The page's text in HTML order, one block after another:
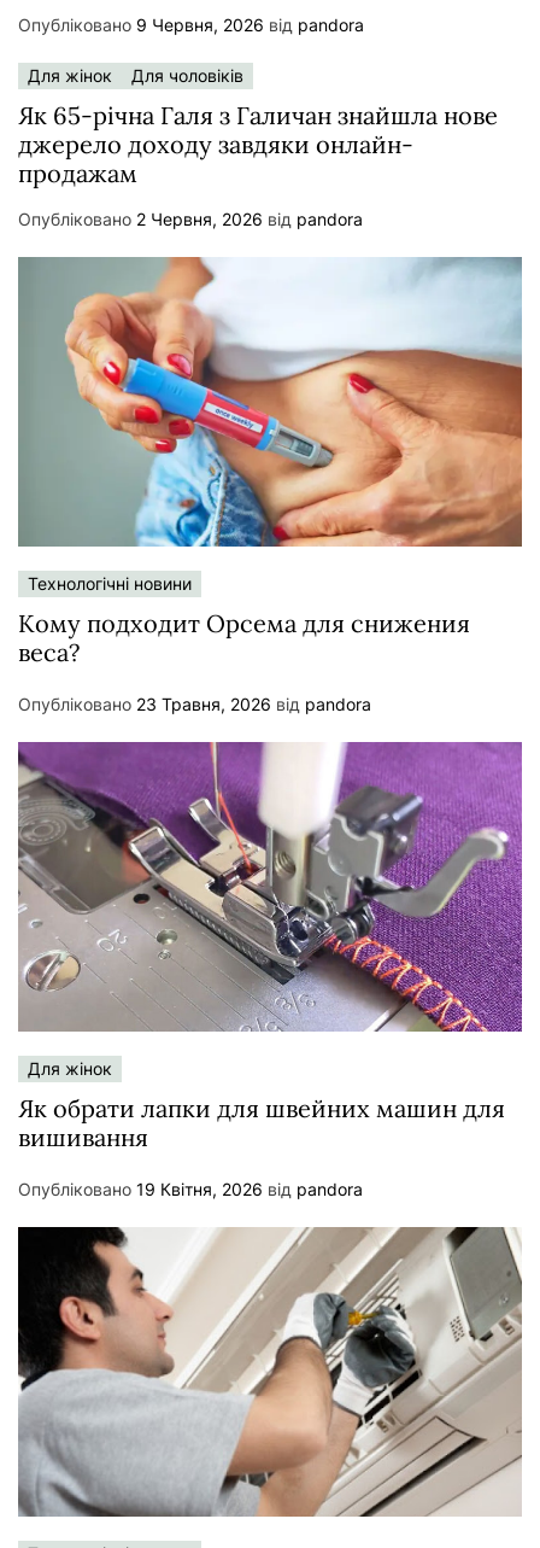
Опубліковано 9 Червня, 2026 від pandora
Для жінок Для чоловіків
Як 65-річна Галя з Галичан знайшла нове
джерело доходу завдяки онлайн-
продажам
Опубліковано 2 Червня, 2026 від pandora
Технологічні новини
Кому подходит Орсема для снижения
веса?
Опубліковано 23 Травня, 2026 від pandora
Для жінок
Як обрати лапки для швейних машин для
вишивання
Опубліковано 19 Квітня, 2026 від pandora